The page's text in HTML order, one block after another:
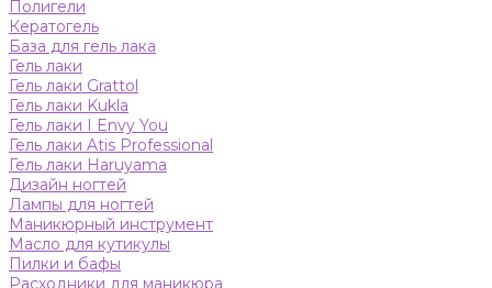
Полигели
Кератогель
База для гель лака
Гель лаки
Гель лаки Grattol
Гель лаки Kukla
Гель лаки I Envy You
Гель лаки Atis Professional
Гель лаки Haruyama
Дизайн ногтей
Лампы для ногтей
Маникюрный инструмент
Масло для кутикулы
Пилки и бафы
Расходники для маникюра